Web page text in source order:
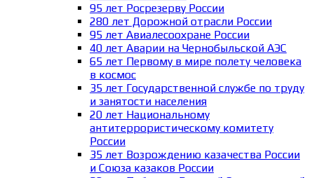
95 лет Росрезерву России
280 лет Дорожной отрасли России
95 лет Авиалесоохране России
40 лет Аварии на Чернобыльской АЭС
65 лет Первому в мире полету человека
в космос
35 лет Государственной службе по труду
и занятости населения
20 лет Национальному
антитеррористическому комитету
России
35 лет Возрождению казачества России
и Союза казаков России